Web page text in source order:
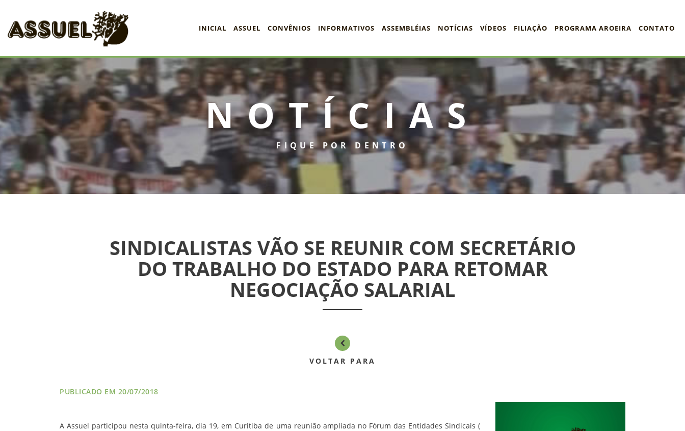
INICIAL
ASSUEL
CONVÊNIOS
INFORMATIVOS
ASSEMBLÉIAS
INICIAL ASSUEL CONVÊNIOS INFORMATIVOS ASSEMBLÉIAS NOTÍCIAS VÍDEOS FILIAÇÃO PROGRAMA AROEIRA CONTATO
NOTÍCIAS
FIQUE POR DENTRO
SINDICALISTAS VÃO SE REUNIR COM SECRETÁRIO
DO TRABALHO DO ESTADO PARA RETOMAR
NEGOCIAÇÃO SALARIAL
VOLTAR PARA
PUBLICADO EM 20/07/2018
A Assuel participou nesta quinta-feira, dia 19, em Curitiba de uma reunião ampliada no Fórum das Entidades Sindicais (